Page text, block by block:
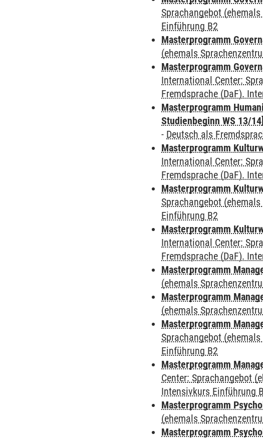
Sprachangebot
Einführung B2
Masterprogramm
(ehemals
Masterprogramm
International Center:
Fremdsprache (DaF).
Masterprogramm
Studienbeginn WS 13/14]
- Deutsch als
Masterprogramm
International Center:
Fremdsprache (DaF).
Masterprogramm
Sprachangebot
Einführung B2
Masterprogramm
International Center:
Fremdsprache (DaF).
Masterprogramm
(ehemals
Masterprogramm
(ehemals
Masterprogramm
Sprachangebot
Einführung B2
Masterprogramm
Center: Sprachangebot
Intensivkurs Einführung
Masterprogramm
(ehemals
Masterprogramm